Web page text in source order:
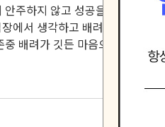
주하지 않고 성공을 확신하는
에서 생각하고 배려하며 진심으
배려가 깃든 마음으로 직원